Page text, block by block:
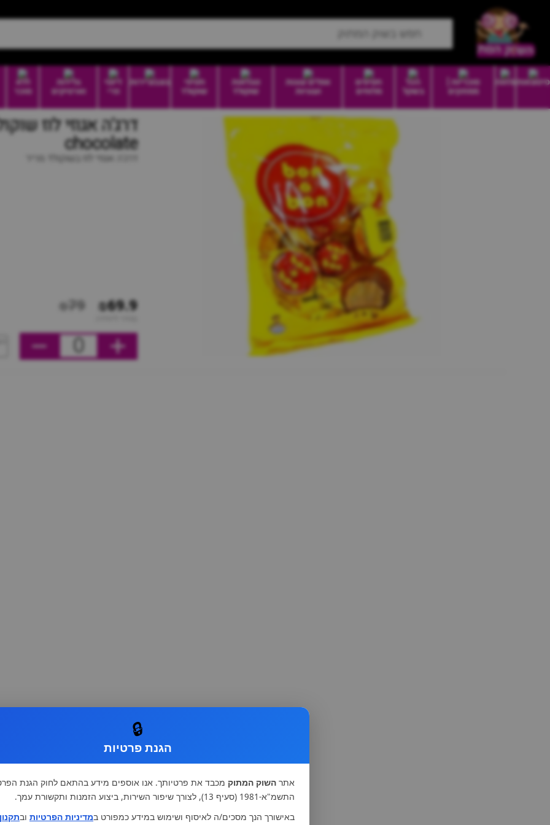
סיטונאותמזווה
סוכריות |
ממתקים
הכל
בשקל
חטיפים
מלוחים
וופלים עוגות
ועוגיות
טבלאות
שוקולד
חטיפי
שוקולד
בונבוניירות
דיוטי
פרי
גלידות
וארטיקים
ללא
סוכר
chocolate
דרג'ה אגוזי לוז בשוקולד מריר
₪69.9
₪79
0
🔒
הגנת פרטיות
אתר השוק המתוק מכבד את פרטיותך. אנו אוספים מידע בהתאם לחוק הגנת
התשמ"א-1981 (סעיף 13), לצורך שיפור השירות, ביצוע הזמנות ותקשורת עמך.
באישורך הנך מסכים/ה לאיסוף ושימוש במידע כמפורט במדיניות הפרטיות ובתקנון